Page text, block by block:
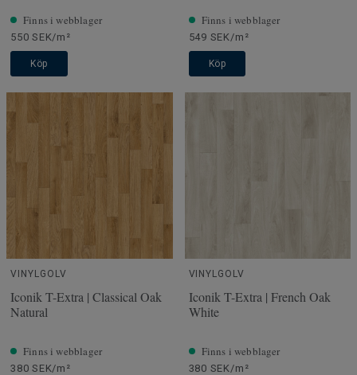
Finns i webblager
550 SEK/m²
Köp
Finns i webblager
549 SEK/m²
Köp
VINYLGOLV
Iconik T-Extra | Classical Oak
Natural
Finns i webblager
380 SEK/m²
VINYLGOLV
Iconik T-Extra | French Oak
White
Finns i webblager
380 SEK/m²